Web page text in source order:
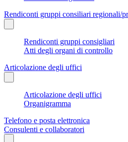
Rendiconti gruppi consiliari regionali/
Rendiconti gruppi consigliari
Atti degli organi di controllo
Articolazione degli uffici
Articolazione degli uffici
Organigramma
Telefono e posta elettronica
Consulenti e collaboratori